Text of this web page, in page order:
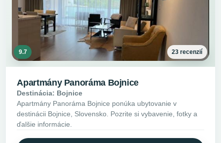
9.7 23 recenzií
Apartmány Panoráma Bojnice
Destinácia: Bojnice
Apartmány Panoráma Bojnice ponúka ubytovanie v
destinácii Bojnice, Slovensko. Pozrite si vybavenie, fotky a
ďalšie informácie.